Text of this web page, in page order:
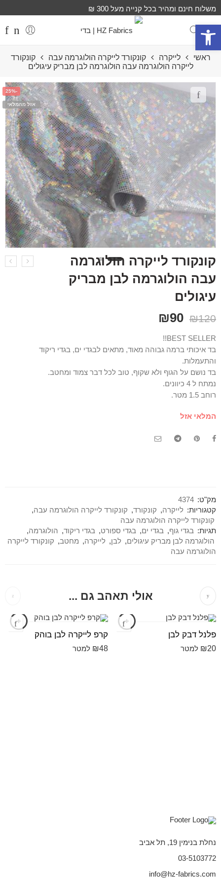
פתח סרגל נגישות
משלוח חינם ומהיר בכל קנייה מעל 300 ₪
ראשי לייקרה קונקורד לייקרה הולוגרמה עבה
קונקורד
לייקרה הולוגרמה עבה הולוגרמה לבן מבריק עיגולים
-25%
אזל מהמלאי
קונקורד לייקרה הולוגרמה
עבה הולוגרמה לבן מבריק
עיגולים
₪120
₪90
BEST SELLER!!
בד איכותי ברמה גבוהה מאוד, מתאים לבגדי ים, בגדי ריקוד
והתעמלות.
בד נושם על הגוף ולא שקוף, טוב לכל דבר צמוד ומחטב.
נמתח ל 4 כיוונים.
רוחב 1.5 מטר.
המלאי אזל
מק"ט: 4374
קטגוריות: לייקרה, קונקורד, קונקורד לייקרה הולוגרמה עבה,
קונקורד לייקרה הולוגרמה עבה
תגיות: בגדי גוף, בגדי ים, בגדי ספורט, בגדי ריקוד, הולוגרמה,
הולוגרמה לבן מבריק עיגולים, לבן, לייקרה, מחטב, קונקורד לייקרה
הולוגרמה עבה
אולי תאהב גם ...
פלנל דבק לבן
₪20 למטר
קרפ לייקרה לבן בוהק
₪48 למטר
נחלת בנימין 19, תל אביב
03-5103772
info@hz-fabrics.com